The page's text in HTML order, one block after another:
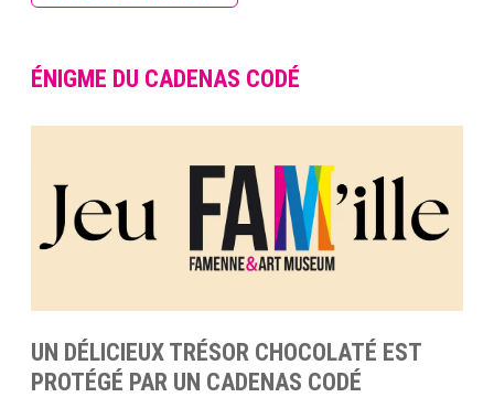
ÉNIGME DU CADENAS CODÉ
UN DÉLICIEUX TRÉSOR CHOCOLATÉ EST
PROTÉGÉ PAR UN CADENAS CODÉ